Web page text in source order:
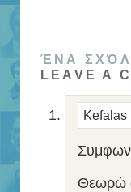
ΈΝΑ
LEAVE A
Kefalas
Θεωρώ